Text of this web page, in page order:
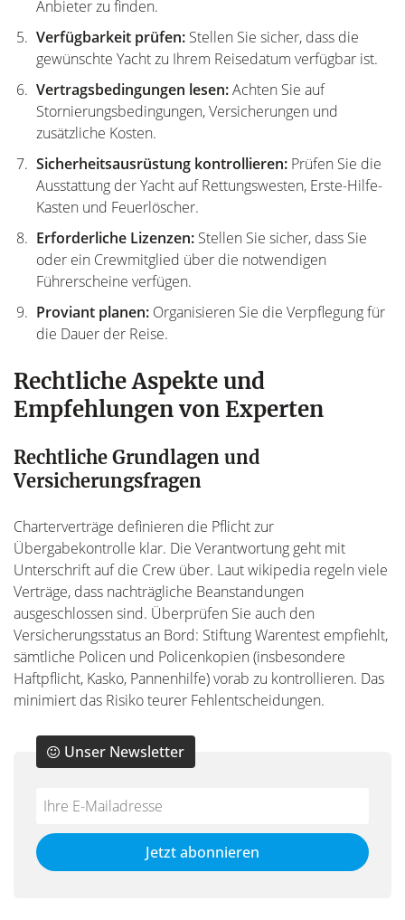
Anbieter zu finden.
Verfügbarkeit prüfen: Stellen Sie sicher, dass die
gewünschte Yacht zu Ihrem Reisedatum verfügbar ist.
Vertragsbedingungen lesen:Achten Sie auf
Stornierungsbedingungen, Versicherungen und
zusätzliche Kosten.
Sicherheitsausrüstung kontrollieren: Prüfen Sie die
Ausstattung der Yacht auf Rettungswesten, Erste-Hilfe-
Kasten und Feuerlöscher.
Erforderliche Lizenzen: Stellen Sie sicher, dass Sie
oder ein Crewmitglied über die notwendigen
Führerscheine verfügen.
Proviant planen: Organisieren Sie die Verpflegung für
die Dauer der Reise.
Rechtliche Aspekte und
Empfehlungen von Experten
Rechtliche Grundlagen und
Versicherungsfragen
Charterverträge definieren die Pflicht zur
Übergabekontrolle klar. Die Verantwortung geht mit
Unterschrift auf die Crew über. Laut wikipedia regeln viele
Verträge, dass nachträgliche Beanstandungen
ausgeschlossen sind. Überprüfen Sie auch den
Versicherungsstatus an Bord: Stiftung Warentest empfiehlt,
sämtliche Policen und Policenkopien (insbesondere
Haftpflicht, Kasko, Pannenhilfe) vorab zu kontrollieren. Das
minimiert das Risiko teurer Fehlentscheidungen.
Do
fill
this
Unser Newsletter
*Ihre
Mailadresse:
Jetzt abonnieren